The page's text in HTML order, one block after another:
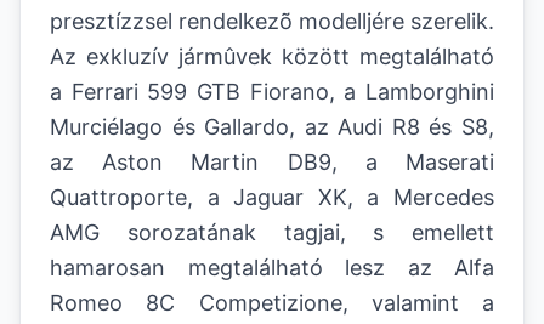
presztízzsel rendelkezõ modelljére szerelik.
Az exkluzív jármûvek között megtalálható
a Ferrari 599 GTB Fiorano, a Lamborghini
Murciélago és Gallardo, az Audi R8 és S8,
az Aston Martin DB9, a Maserati
Quattroporte, a Jaguar XK, a Mercedes
AMG sorozatának tagjai, s emellett
hamarosan megtalálható lesz az Alfa
Romeo 8C Competizione, valamint a